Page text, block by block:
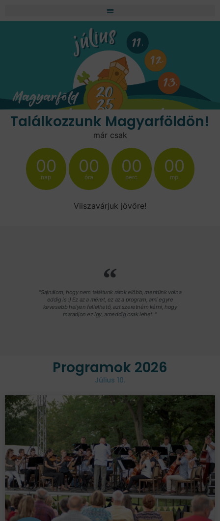
Találkozzunk Magyarföldön!
már csak
00
nap
00
óra
00
perc
00
mp
Viiszavárjuk jövőre!
"Sajnálom, hogy nem találtunk rátok előbb, mentünk volna
eddig is :) Ez az a méret, ez az a program, ami egyre
kevesebb helyen fellelhető, azt szeretném kérni, hogy
maradjon ez így, ameddig csak lehet. "
Programok 2026
Július 10.